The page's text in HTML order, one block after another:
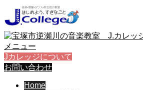
メニュー
Jカレッジについて
お問い合わせ
Home